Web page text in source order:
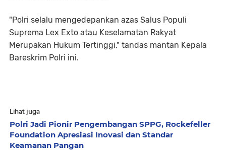
"Polri selalu mengedepankan azas Salus Populi
Suprema Lex Exto atau Keselamatan Rakyat
Merupakan Hukum Tertinggi," tandas mantan Kepala
Bareskrim Polri ini.
Lihat juga
Polri Jadi Pionir Pengembangan SPPG, Rockefeller
Foundation Apresiasi Inovasi dan Standar
Keamanan Pangan